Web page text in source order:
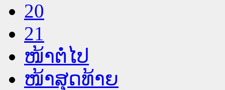
20
21
ໜ້າຕໍ່ໄປ
ໜ້າສຸດທ້າຍ